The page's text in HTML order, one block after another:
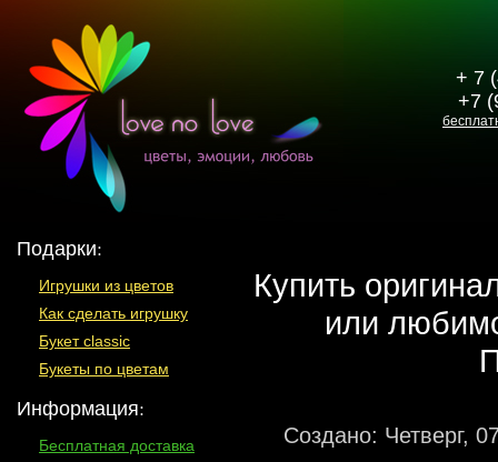
+ 7
+7
Подарки:
Игрушки из цветов
Как сделать игрушку
Букет classic
Букеты по цветам
Информация:
Бесплатная доставка
Купить
или
Создано: Четверг,